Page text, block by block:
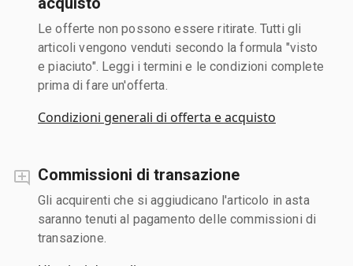
Le offerte non possono essere ritirate. Tutti gli
articoli vengono venduti secondo la formula "visto
e piaciuto". Leggi i termini e le condizioni complete
prima di fare un'offerta.
Condizioni generali di offerta e acquisto
Commissioni di transazione
Gli acquirenti che si aggiudicano l'articolo in asta
saranno tenuti al pagamento delle commissioni di
transazione.